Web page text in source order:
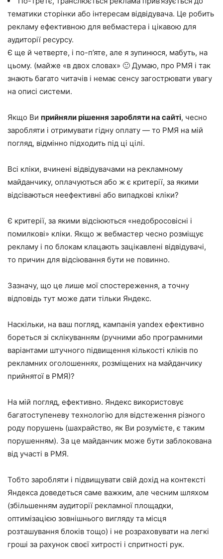
тематики сторінки або інтересам відвідувача. Це робить
рекламу ефективною для вебмастера і цікавою для
аудиторії ресурсу.
Є ще й четверте, і по-п’яте, але я зупинюся, мабуть, на
цьому. (майже «в двох словах» 🙂 Думаю, про РМЯ і так
знають багато читачів і немає сенсу загострювати увагу
на описі системи.
Якщо Ви прийняли рішення заробляти на сайті, чесно
заробляти і отримувати гідну оплату — то РМЯ на мій
погляд, відмінно підходить під ці цілі.
Всі кліки, вчинені відвідувачами на рекламному
майданчику, оплачуються або ж є критерії, за якими
відсіваються неефективні або випадкові кліки?
Є критерії, за якими відсіюються «недобросовісні і
помилкові» кліки. Якщо ж вебмастер чесно розміщує
рекламу і по блокам клацають зацікавлені відвідувачі,
то причин для відсіювання бути не повинно.
Зазначу, що це лише мої спостереження, а точну
відповідь тут може дати тільки Яндекс.
Наскільки, на ваш погляд, кампанія yandex ефективно
бореться зі склікуванням (ручними або програмними
варіантами штучного підвищення кількості кліків по
рекламних оголошеннях, розміщених на майданчику
прийнятої в РМЯ)?
На мій погляд, ефективно. Яндекс використовує
багатоступеневу технологію для відстеження різного
роду порушень (шахрайство, як Ви розумієте, є таким
порушенням). За це майданчик може бути заблокована
від участі в РМЯ.
Тобто заробляти і підвищувати свій дохід на контексті
Яндекса доведеться саме важким, але чесним шляхом
(збільшенням аудиторії рекламної площадки,
оптимізацією зовнішнього вигляду та місця
розташування блоків тощо) і не розраховувати на легкі
гроші за рахунок своєї хитрості і спритності рук.